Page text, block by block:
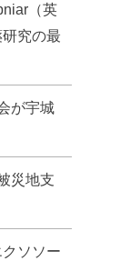
（英
究の最
が宇城
災地支
ソソー